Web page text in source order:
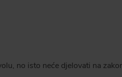
no isto neće djelovati na